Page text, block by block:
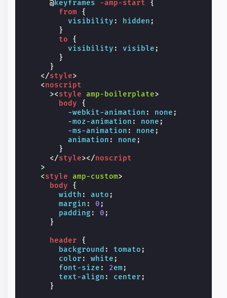
@keyframes -amp-start
{
from
{
visibility : hidden ;
}
to
{
visibility : visible ;
}
}
</style>
<noscript
><style amp-boilerplate>
body
{
-webkit-animation : none ;
-moz-animation : none ;
-ms-animation : none ;
animation : none ;
}
</style></noscript
>
<style amp-custom>
body
{
width : auto ;
margin : 0 ;
padding : 0 ;
}
header
{
background : tomato ;
color : white ;
font-size : 2em ;
text-align : center ;
}